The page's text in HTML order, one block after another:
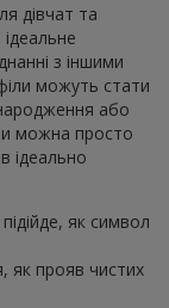
дівчат та
з іншими
можуть стати
або
можна просто
ідеально
як символ
як прояв чистих